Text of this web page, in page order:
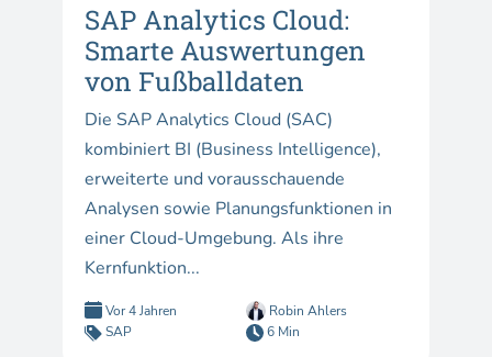
SAP Analytics Cloud:
Smarte Auswertungen
von Fußballdaten
Die SAP Analytics Cloud (SAC)
kombiniert BI (Business Intelligence),
erweiterte und vorausschauende
Analysen sowie Planungsfunktionen in
einer Cloud-Umgebung. Als ihre
Kernfunktion...
Vor 4 Jahren
Robin Ahlers
SAP
6 Min